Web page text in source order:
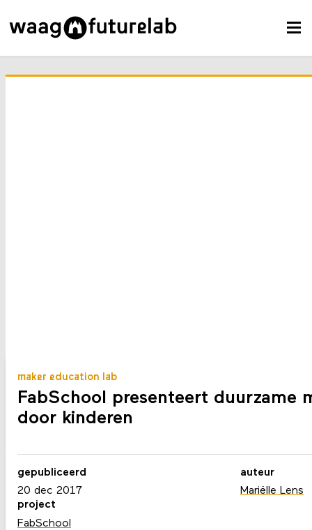
maker education lab
FabSchool presenteert duurzame
door kinderen
gepubliceerd
20 dec 2017
auteur
Mariëlle Lens
project
FabSchool